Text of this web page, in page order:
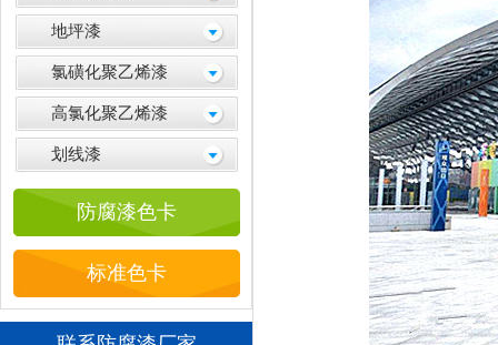
地坪漆
氯磺化聚乙烯漆
高氯化聚乙烯漆
划线漆
防腐漆色卡
标准色卡